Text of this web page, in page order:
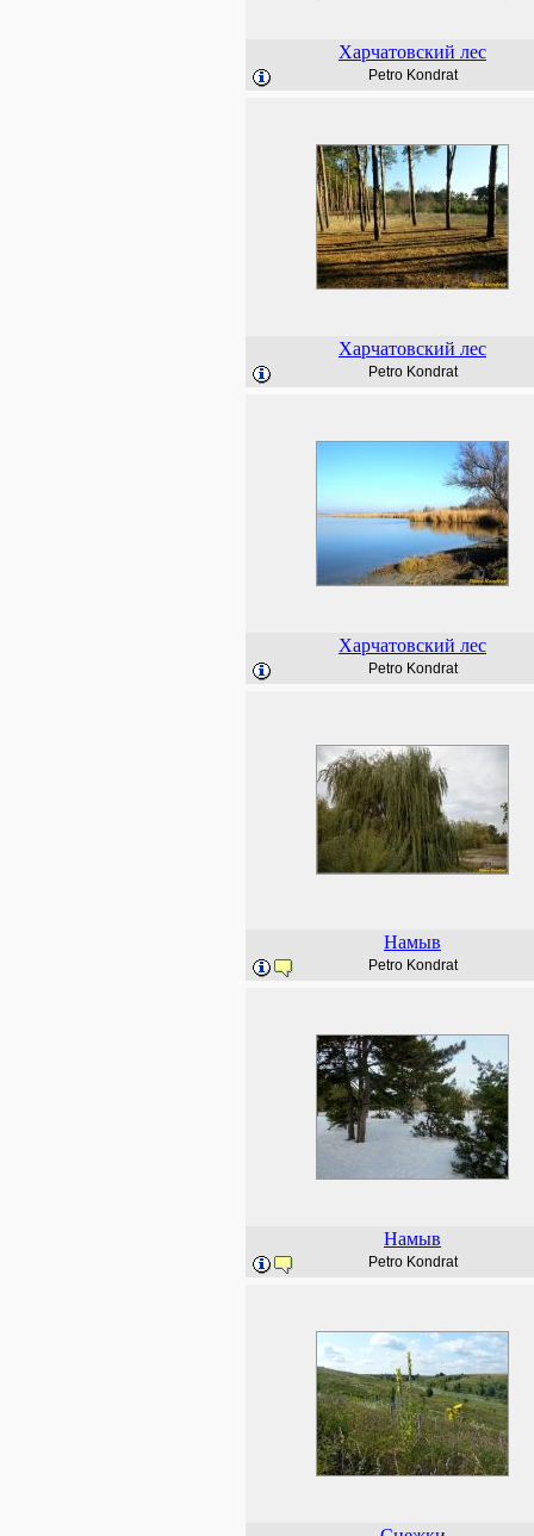
Харчатовский лес
Petro Kondrat
Харчатовский лес
Petro Kondrat
Харчатовский лес
Petro Kondrat
Намыв
Petro Kondrat
Намыв
Petro Kondrat